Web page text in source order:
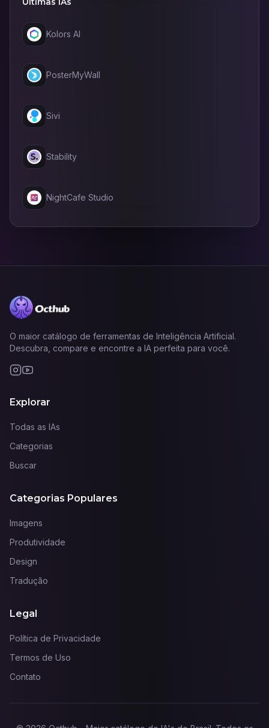
Kolors AI
PosterMyWall
Sivi
Stability
NightCafe Studio
O maior catálogo de ferramentas de Inteligência Artificial.
Descubra, compare e encontre a IA perfeita para você.
Explorar
Todas as IAs
Categorias
Buscar
Categorias Populares
Imagens
Produtividade
Design
Tradução
Legal
Política de Privacidade
Termos de Uso
Contato